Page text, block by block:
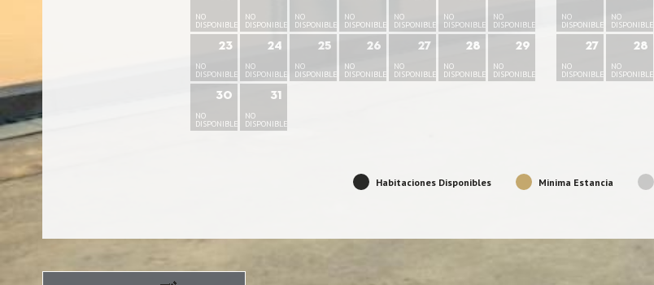
NO
DISPONIBLE
NO
DISPONIBLE
NO
DISPONIBLE
NO
DISPONIBLE
NO
DISPONIBLE
NO
DISPONIBLE
NO
DISPONIBLE
23
NO
DISPONIBLE
24
NO
DISPONIBLE
25
NO
DISPONIBLE
26
NO
DISPONIBLE
27
NO
DISPONIBLE
28
NO
DISPONIBLE
29
NO
DISPONIBLE
30
NO
DISPONIBLE
31
NO
DISPONIBLE
NO
DISPONIBLE
NO
DISPONIBLE
27
NO
DISPONIBLE
28
NO
DISPONIBLE
Habitaciones Disponibles Minima Estancia